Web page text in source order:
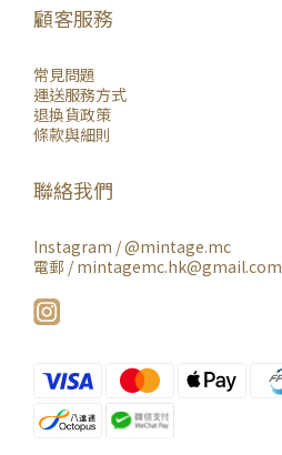
顧客服務
常見問題
運送服務方式
退換貨政策
條款與細則
聯絡我們
Instagram /@mintage.mc
電郵 / mintagemc.hk@gmail.com